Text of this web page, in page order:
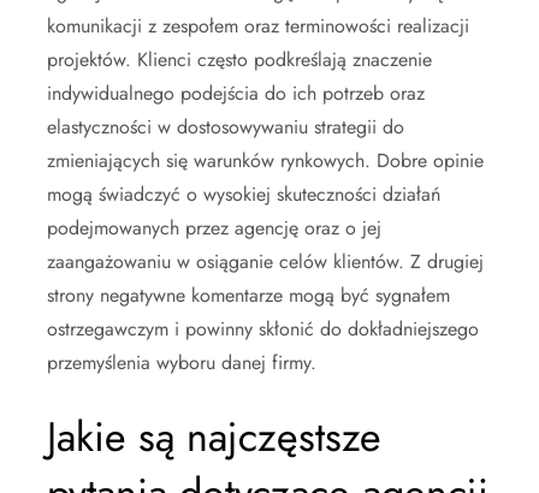
komunikacji z zespołem oraz terminowości realizacji
projektów. Klienci często podkreślają znaczenie
indywidualnego podejścia do ich potrzeb oraz
elastyczności w dostosowywaniu strategii do
zmieniających się warunków rynkowych. Dobre opinie
mogą świadczyć o wysokiej skuteczności działań
podejmowanych przez agencję oraz o jej
zaangażowaniu w osiąganie celów klientów. Z drugiej
strony negatywne komentarze mogą być sygnałem
ostrzegawczym i powinny skłonić do dokładniejszego
przemyślenia wyboru danej firmy.
Jakie są najczęstsze